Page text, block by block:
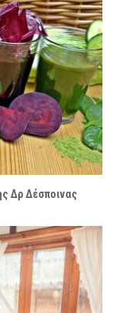
Δρ Δέσποινας